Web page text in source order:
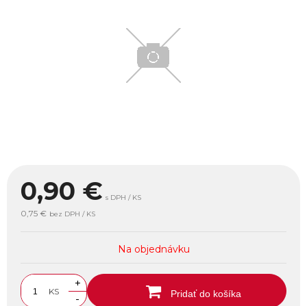
0,90 € s DPH / KS
0,75 € bez DPH / KS
Na objednávku
KS
+
-
Pridať do košíka